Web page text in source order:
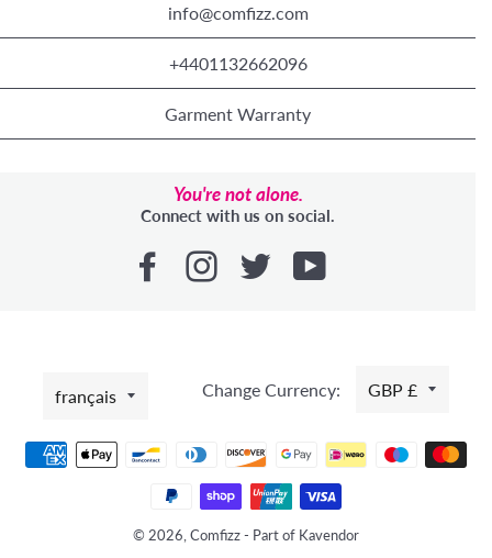
info@comfizz.com
+4401132662096
Garment Warranty
You're not alone.
Connect with us on social.
LANGUE
français Change Currency: GBP £
Moyens
de
paiement
© 2026, Comfizz - Part of Kavendor